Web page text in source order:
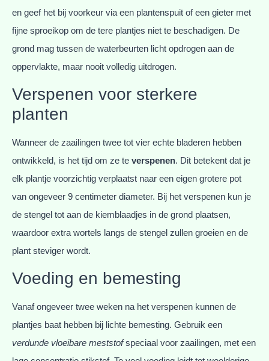
en geef het bij voorkeur via een plantenspuit of een gieter met
fijne sproeikop om de tere plantjes niet te beschadigen. De
grond mag tussen de waterbeurten licht opdrogen aan de
oppervlakte, maar nooit volledig uitdrogen.
Verspenen voor sterkere
planten
Wanneer de zaailingen twee tot vier echte bladeren hebben
ontwikkeld, is het tijd om ze te verspenen. Dit betekent dat je
elk plantje voorzichtig verplaatst naar een eigen grotere pot
van ongeveer 9 centimeter diameter. Bij het verspenen kun je
de stengel tot aan de kiemblaadjes in de grond plaatsen,
waardoor extra wortels langs de stengel zullen groeien en de
plant steviger wordt.
Voeding en bemesting
Vanaf ongeveer twee weken na het verspenen kunnen de
plantjes baat hebben bij lichte bemesting. Gebruik een
verdunde vloeibare meststofspeciaal voor zaailingen, met een